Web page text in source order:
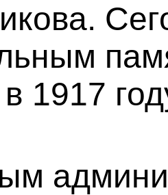
1917